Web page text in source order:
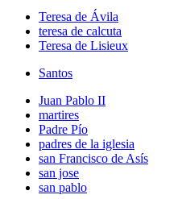
Teresa de Ávila
teresa de calcuta
Teresa de Lisieux
Santos
Juan Pablo II
martires
Padre Pío
padres de la iglesia
san Francisco de Asís
san jose
san pablo